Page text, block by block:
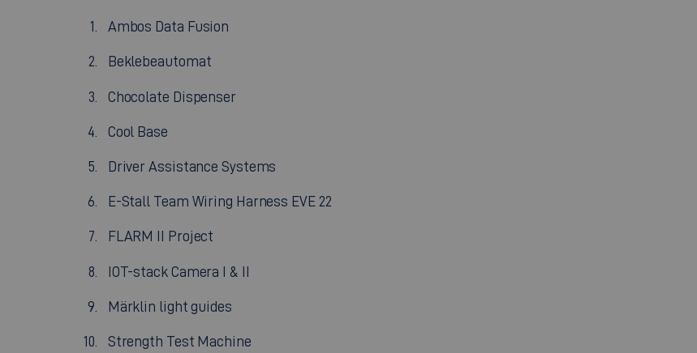
Ambos Data Fusion
Beklebeautomat
Chocolate Dispenser
Cool Base
Driver Assistance Systems
E-Stall Team Wiring Harness EVE 22
FLARM II Project
IOT-stack Camera I & II
Märklin light guides
Strength Test Machine